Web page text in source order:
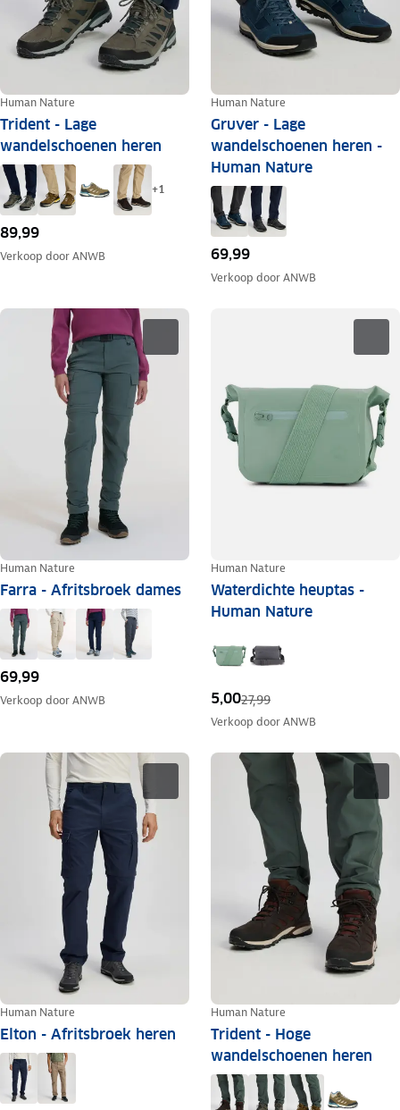
Human Nature
Trident - Lage
wandelschoenen heren
+1
89,99
Verkoop doorANWB
Human Nature
Gruver - Lage
wandelschoenen heren -
Human Nature
69,99
Verkoop doorANWB
Human Nature
Farra - Afritsbroek dames
69,99
Verkoop doorANWB
Human Nature
Waterdichte heuptas -
Human Nature
5,0027,99
Verkoop doorANWB
Human Nature
Elton - Afritsbroek heren
Human Nature
Trident - Hoge
wandelschoenen heren